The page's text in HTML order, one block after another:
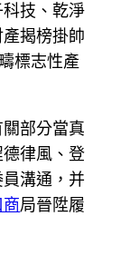
科技、乾淨
揭榜掛帥
標志性產
部分當真
律風、登
溝通，并
局晉陞履